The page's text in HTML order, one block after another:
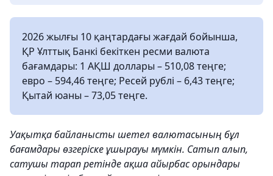
2026 жылғы 10 қаңтардағы жағдай бойынша,
ҚР Ұлттық Банкі бекіткен ресми валюта
бағамдары: 1 АҚШ доллары – 510,08 теңге;
евро – 594,46 теңге; Ресей рублі – 6,43 теңге;
Қытай юаны – 73,05 теңге.
Уақытқа байланысты шетел валютасының бұл
бағамдары өзгеріске ұшырауы мүмкін. Сатып алып,
сатушы тарап ретінде ақша айырбас орындары